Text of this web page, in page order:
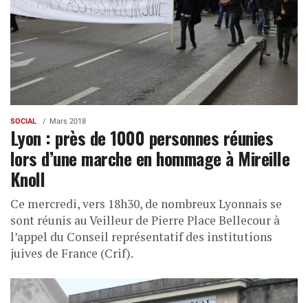
SOCIAL Mars 2018
Lyon : près de 1000 personnes réunies
lors d’une marche en hommage à Mireille
Knoll
Ce mercredi, vers 18h30, de nombreux Lyonnais se
sont réunis au Veilleur de Pierre Place Bellecour à
l’appel du Conseil représentatif des institutions
juives de France (Crif).